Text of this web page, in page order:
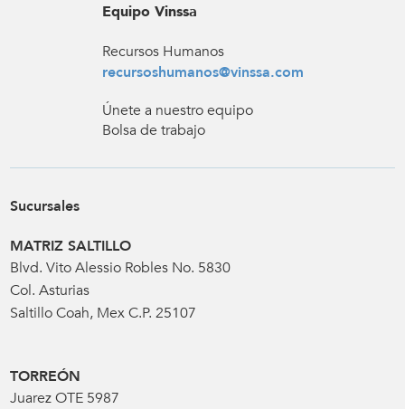
Equipo Vinssa
Recursos Humanos
recursoshumanos@vinssa.com
Únete a nuestro equipo
Bolsa de trabajo
Sucursales
MATRIZ SALTILLO
Blvd. Vito Alessio Robles No. 5830
Col. Asturias
Saltillo Coah, Mex C.P. 25107
TORREÓN
Juarez OTE 5987